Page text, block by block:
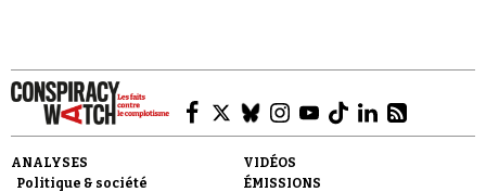
ANALYSES
Politique & société
VIDÉOS
ÉMISSIONS